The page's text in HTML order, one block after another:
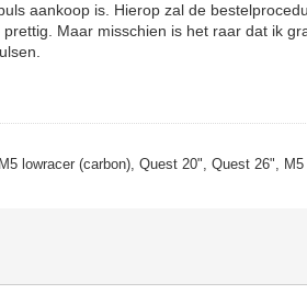
aankoop is. Hierop zal de
Maar misschien is het raar dat ik
lowracer (carbon), Quest 20", Quest 26",